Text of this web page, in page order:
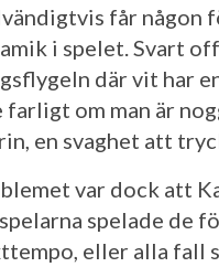
får någon
i spelet. Svart
där vit har
farligt om man är
en svaghet att
var dock att
spelade de
eller alla fall